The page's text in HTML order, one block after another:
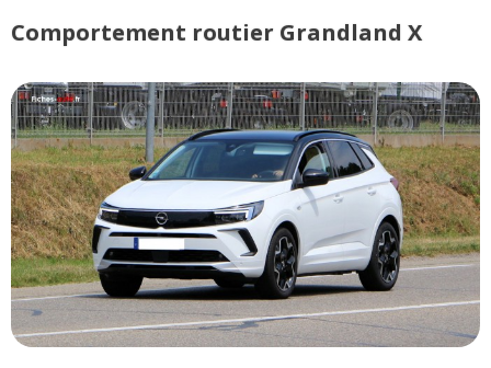
Comportement routier Grandland X